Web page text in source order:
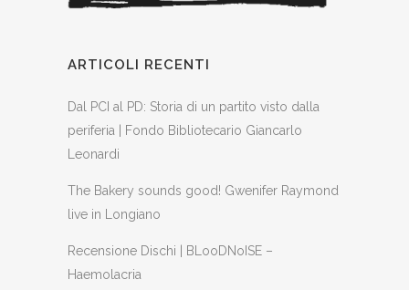
ARTICOLI RECENTI
Dal PCI al PD: Storia di un partito visto dalla
periferia | Fondo Bibliotecario Giancarlo
Leonardi
The Bakery sounds good! Gwenifer Raymond
live in Longiano
Recensione Dischi | BLooDNoISE –
Haemolacria